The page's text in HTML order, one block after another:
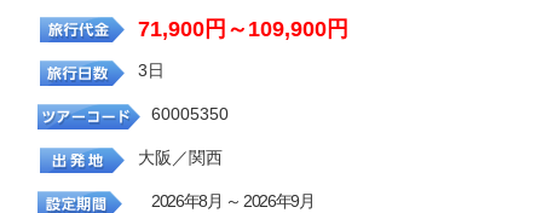
71,900円～109,900円
3日
60005350
大阪／関西
2026年8月 ～ 2026年9月